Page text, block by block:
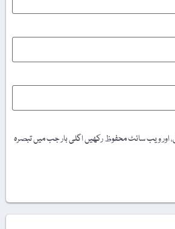
اور ویب سائٹ محفوظ رکھیں اگلی بار جب میں تبصرہ